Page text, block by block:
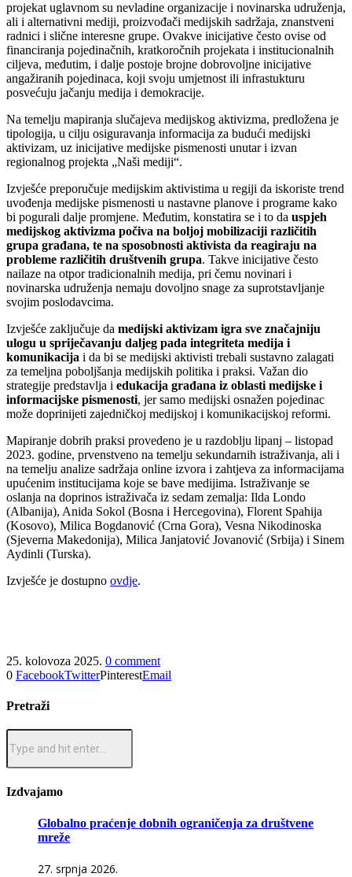
projekat uglavnom su nevladine organizacije i novinarska udruženja,
ali i alternativni mediji, proizvođači medijskih sadržaja, znanstveni
radnici i slične interesne grupe. Ovakve inicijative često ovise od
financiranja pojedinačnih, kratkoročnih projekata i institucionalnih
ciljeva, međutim, i dalje postoje brojne dobrovoljne inicijative
angažiranih pojedinaca, koji svoju umjetnost ili infrastukturu
posvećuju jačanju medija i demokracije.
Na temelju mapiranja slučajeva medijskog aktivizma, predložena je
tipologija, u cilju osiguravanja informacija za budući medijski
aktivizam, uz inicijative medijske pismenosti unutar i izvan
regionalnog projekta „Naši mediji“.
Izvješće preporučuje medijskim aktivistima u regiji da iskoriste trend
uvođenja medijske pismenosti u nastavne planove i programe kako
bi pogurali dalje promjene. Međutim, konstatira se i to da uspjeh
medijskog aktivizma počiva na boljoj mobilizaciji različitih
grupa građana, te na sposobnosti aktivista da reagiraju na
probleme različitih društvenih grupa. Takve inicijative često
nailaze na otpor tradicionalnih medija, pri čemu novinari i
novinarska udruženja nemaju dovoljno snage za suprotstavljanje
svojim poslodavcima.
Izvješće zaključuje da medijski aktivizam igra sve značajniju
ulogu u spriječavanju daljeg pada integriteta medija i
komunikacija i da bi se medijski aktivisti trebali sustavno zalagati
za temeljna poboljšanja medijskih politika i praksi. Važan dio
strategije predstavlja i edukacija građana iz oblasti medijske i
informacijske pismenosti, jer samo medijski osnažen pojedinac
može doprinijeti zajedničkoj medijskoj i komunikacijskoj reformi.
Mapiranje dobrih praksi provedeno je u razdoblju lipanj – listopad
2023. godine, prvenstveno na temelju sekundarnih istraživanja, ali i
na temelju analize sadržaja online izvora i zahtjeva za informacijama
upućenim institucijama koje se bave medijima. Istraživanje se
oslanja na doprinos istraživača iz sedam zemalja: Ilda Londo
(Albanija), Anida Sokol (Bosna i Hercegovina), Florent Spahija
(Kosovo), Milica Bogdanović (Crna Gora), Vesna Nikodinoska
(Sjeverna Makedonija), Milica Janjatović Jovanović (Srbija) i Sinem
Aydinli (Turska).
Izvješće je dostupno ovdje.
25. kolovoza 2025. 0 comment
0 FacebookTwitterPinterestEmail
Pretraži
Izdvajamo
Globalno praćenje dobnih ograničenja za društvene
mreže
27. srpnja 2026.